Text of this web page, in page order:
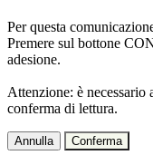
Per questa
Premere sul bottone
adesione.
Attenzione: è necessario
conferma di lettura.
Annulla Conferma